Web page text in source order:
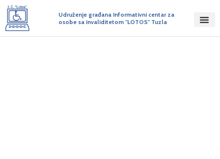
Udruženje građana Informativni centar za
osobe sa invaliditetom "LOTOS" Tuzla